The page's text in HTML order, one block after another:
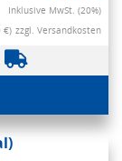
Inklusive MwSt. (20%)
€) zzgl. Versandkosten